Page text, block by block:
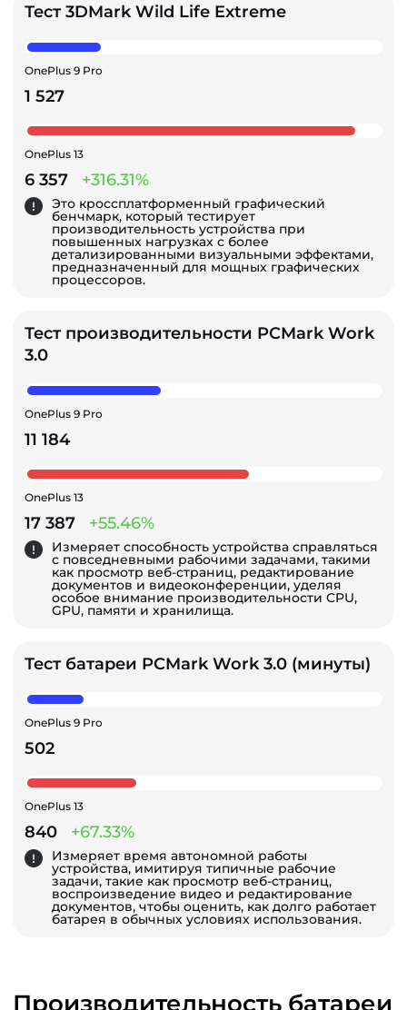
Тест 3DMark Wild Life Extreme
OnePlus 9 Pro
1 527
OnePlus 13
6 357 +316.31%
Это кроссплатформенный графический
бенчмарк, который тестирует
производительность устройства при
повышенных нагрузках с более
детализированными визуальными эффектами,
предназначенный для мощных графических
процессоров.
Тест производительности PCMark Work
3.0
OnePlus 9 Pro
11 184
OnePlus 13
17 387 +55.46%
Измеряет способность устройства справляться
с повседневными рабочими задачами, такими
как просмотр веб-страниц, редактирование
документов и видеоконференции, уделяя
особое внимание производительности CPU,
GPU, памяти и хранилища.
Тест батареи PCMark Work 3.0 (минуты)
OnePlus 9 Pro
502
OnePlus 13
840 +67.33%
Измеряет время автономной работы
устройства, имитируя типичные рабочие
задачи, такие как просмотр веб-страниц,
воспроизведение видео и редактирование
документов, чтобы оценить, как долго работает
батарея в обычных условиях использования.
Производительность батареи